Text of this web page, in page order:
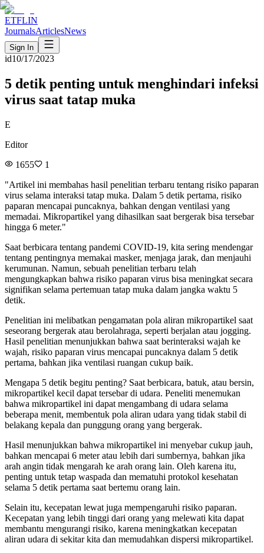
ETFLIN
JournalsArticlesNews
Sign In
id10/17/2023
5 detik penting untuk menghindari infeksi
virus saat tatap muka
E
Editor
1655
1
"Artikel ini membahas hasil penelitian terbaru tentang risiko paparan
virus selama interaksi tatap muka. Dalam 5 detik pertama, risiko
paparan mencapai puncaknya, bahkan dengan ventilasi yang
memadai. Mikropartikel yang dihasilkan saat bergerak bisa tersebar
hingga 6 meter."
Saat berbicara tentang pandemi COVID-19, kita sering mendengar
tentang pentingnya memakai masker, menjaga jarak, dan menjauhi
kerumunan. Namun, sebuah penelitian terbaru telah
mengungkapkan bahwa risiko paparan virus bisa meningkat secara
signifikan selama pertemuan tatap muka dalam jangka waktu 5
detik.
Penelitian ini melibatkan pengamatan pola aliran mikropartikel saat
seseorang bergerak atau berolahraga, seperti berjalan atau jogging.
Hasil penelitian menunjukkan bahwa saat berinteraksi wajah ke
wajah, risiko paparan virus mencapai puncaknya dalam 5 detik
pertama, bahkan jika ventilasi ruangan cukup baik.
Mengapa 5 detik begitu penting? Saat berbicara, batuk, atau bersin,
mikropartikel kecil dapat tersebar di udara. Peneliti menemukan
bahwa mikropartikel ini dapat mengambang di udara selama
beberapa menit, membentuk pola aliran udara yang tidak stabil di
belakang kepala dan punggung orang yang bergerak.
Hasil menunjukkan bahwa mikropartikel ini menyebar cukup jauh,
bahkan mencapai 6 meter atau lebih dari sumbernya, bahkan jika
arah angin tidak mengarah ke arah orang lain. Oleh karena itu,
penting untuk tetap waspada dan mematuhi protokol kesehatan
selama 5 detik pertama saat bertemu orang lain.
Selain itu, kecepatan lewat juga mempengaruhi risiko paparan.
Kecepatan yang lebih tinggi dari orang yang melewati kita dapat
membantu mengurangi risiko, karena meningkatkan kecepatan
aliran udara di sekitar kita dan memudahkan dispersi mikropartikel.